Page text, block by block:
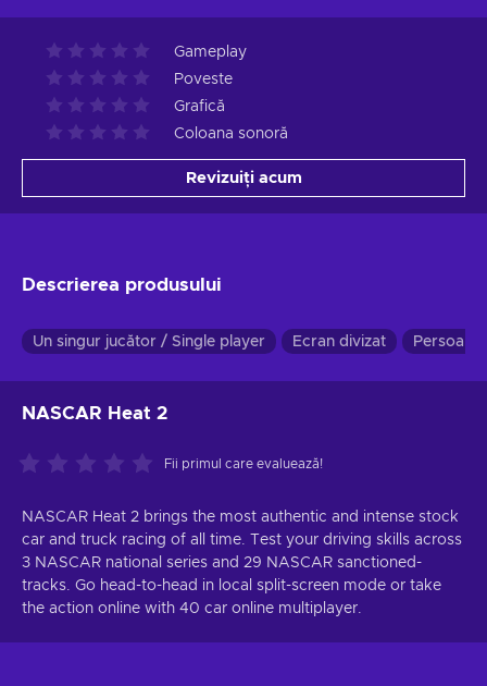
Gameplay
Poveste
Grafică
Coloana sonoră
Revizuiți acum
Descrierea produsului
Un singur jucător / Single player Ecran divizat Persoana
NASCAR Heat 2
Fii primul care evaluează!
NASCAR Heat 2 brings the most authentic and intense stock
car and truck racing of all time. Test your driving skills across
3 NASCAR national series and 29 NASCAR sanctioned-
tracks. Go head-to-head in local split-screen mode or take
the action online with 40 car online multiplayer.